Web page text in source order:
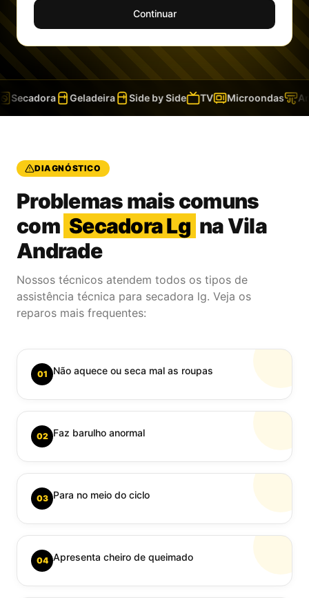
Continuar
Geladeira Side by Side TV Microondas Ar-
DIAGNÓSTICO
Problemas mais comuns
com Secadora Lg na Vila
Andrade
Nossos técnicos atendem todos os tipos de
assistência técnica para secadora lg. Veja os
reparos mais frequentes:
01 Não aquece ou seca mal as roupas
02 Faz barulho anormal
03 Para no meio do ciclo
04 Apresenta cheiro de queimado